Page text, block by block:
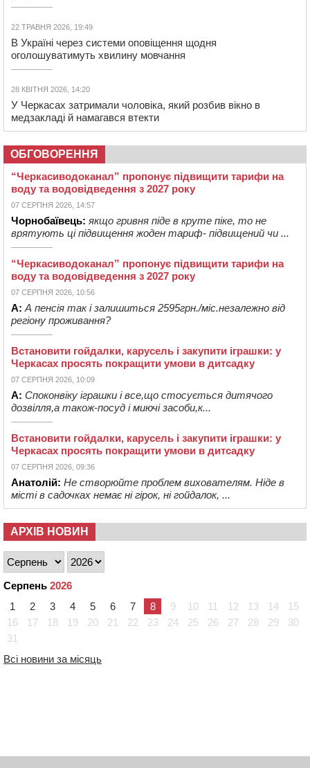
22 ТРАВНЯ 2026, 19:49
В Україні через системи оповіщення щодня
оголошуватимуть хвилину мовчання
28 КВІТНЯ 2026, 14:20
У Черкасах затримали чоловіка, який розбив вікно в
медзакладі й намагався втекти
ОБГОВОРЕННЯ
“Черкасиводоканал” пропонує підвищити тарифи на
воду та водовідведення з 2027 року
07 СЕРПНЯ 2026, 14:57
Чорнобаївець: якщо гривня піде в круте піке, то не
врятують ці підвищення жоден тариф- підвищений чи ...
“Черкасиводоканал” пропонує підвищити тарифи на
воду та водовідведення з 2027 року
07 СЕРПНЯ 2026, 10:56
А: А пенсія так і залишиться 2595грн./міс.незалежно від
регіону проживання?
Встановити гойдалки, карусель і закупити іграшки: у
Черкасах просять покращити умови в дитсадку
07 СЕРПНЯ 2026, 10:09
А: Споконвіку іграшки і все,що стосується дитячого
дозвілля,а також-посуд і миючі засоби,к...
Встановити гойдалки, карусель і закупити іграшки: у
Черкасах просять покращити умови в дитсадку
07 СЕРПНЯ 2026, 09:36
Анатолій: Не створюйте проблем вихователям. Ніде в
місті в садочках немає ні гірок, ні гойдалок, ...
АРХІВ НОВИН
Серпень 2026
1
2 3 4 5 6 7 8 9 10 11 12 13 14
15
16
17 18 19 20 21 22 23 24 25 26 27 28 29
30
31
Всі новини за місяць